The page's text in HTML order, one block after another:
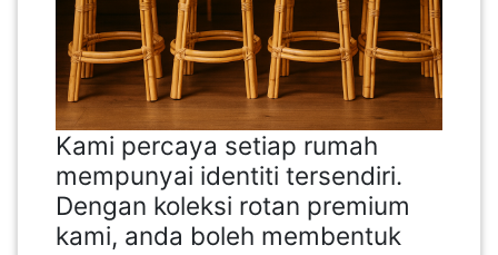
Kami percaya setiap rumah
mempunyai identiti tersendiri.
Dengan koleksi rotan premium
kami, anda boleh membentuk